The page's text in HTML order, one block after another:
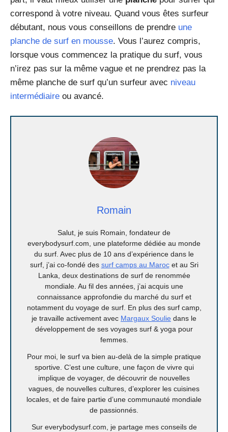
correspond à votre niveau. Quand vous êtes surfeur
débutant, nous vous conseillons de prendre une
planche de surf en mousse. Vous l’aurez compris,
lorsque vous commencez la pratique du surf, vous
n’irez pas sur la même vague et ne prendrez pas la
même planche de surf qu’un surfeur avec niveau
intermédiaire ou avancé.
Romain
Salut, je suis Romain, fondateur de
everybodysurf.com, une plateforme dédiée au monde
du surf. Avec plus de 10 ans d’expérience dans le
surf, j’ai co-fondé des surf camps au Marocet au Sri
Lanka, deux destinations de surf de renommée
mondiale. Au fil des années, j’ai acquis une
connaissance approfondie du marché du surf et
notamment du voyage de surf. En plus des surf camp,
je travaille activement avec Margaux Soulie dans le
développement de ses voyages surf & yoga pour
femmes.
Pour moi, le surf va bien au-delà de la simple pratique
sportive. C’est une culture, une façon de vivre qui
implique de voyager, de découvrir de nouvelles
vagues, de nouvelles cultures, d’explorer les cuisines
locales, et de faire partie d’une communauté mondiale
de passionnés.
Sur everybodysurf.com, je partage mes conseils de